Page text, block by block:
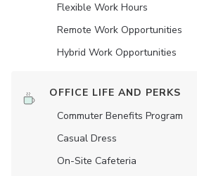
Flexible Work Hours
Remote Work Opportunities
Hybrid Work Opportunities
OFFICE LIFE AND PERKS
Commuter Benefits Program
Casual Dress
On-Site Cafeteria